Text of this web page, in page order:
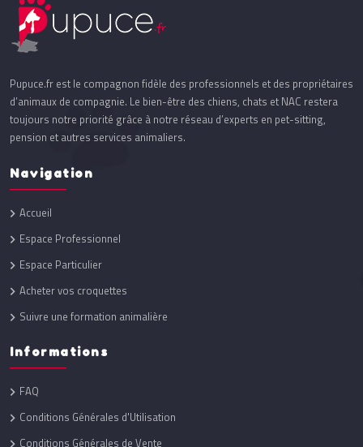
Pupuce.fr est le compagnon fidèle des professionnels et des propriétaires
d’animaux de compagnie. Le bien-être des chiens, chats et NAC restera
toujours notre priorité grâce à notre réseau d’experts en pet-sitting,
pension et autres services animaliers.
Navigation
Accueil
Espace Professionnel
Espace Particulier
Acheter vos croquettes
Suivre une formation animalière
Informations
FAQ
Conditions Générales d'Utilisation
Conditions Générales de Vente